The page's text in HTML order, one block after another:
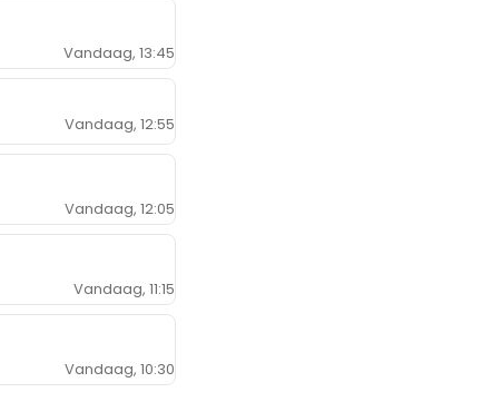
Vandaag, 13:45
Vandaag, 12:55
Vandaag, 12:05
Vandaag, 11:15
Vandaag, 10:30